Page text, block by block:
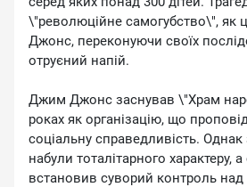
\"революційне самогубство\", як
Джонс, переконуючи своїх
отруєний напій.
Джим Джонс заснував \"Храм
роках як організацію, що
соціальну справедливість. Однак
набули тоталітарного характеру,
встановив суворий контроль